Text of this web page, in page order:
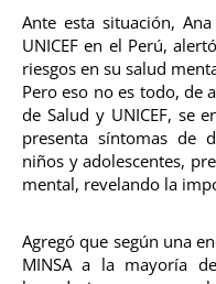
Ante esta situación,
UNICEF en el Perú,
riesgos en su salud
Pero eso no es todo, de
de Salud y UNICEF, se
presenta síntomas de
niños y adolescentes,
mental, revelando la
Agregó que según una
MINSA a la mayoría